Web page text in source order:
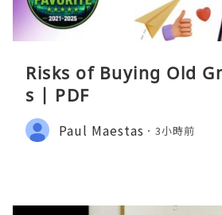
Risks of Buying Old
s | PDF
Paul Maestas 3小時前